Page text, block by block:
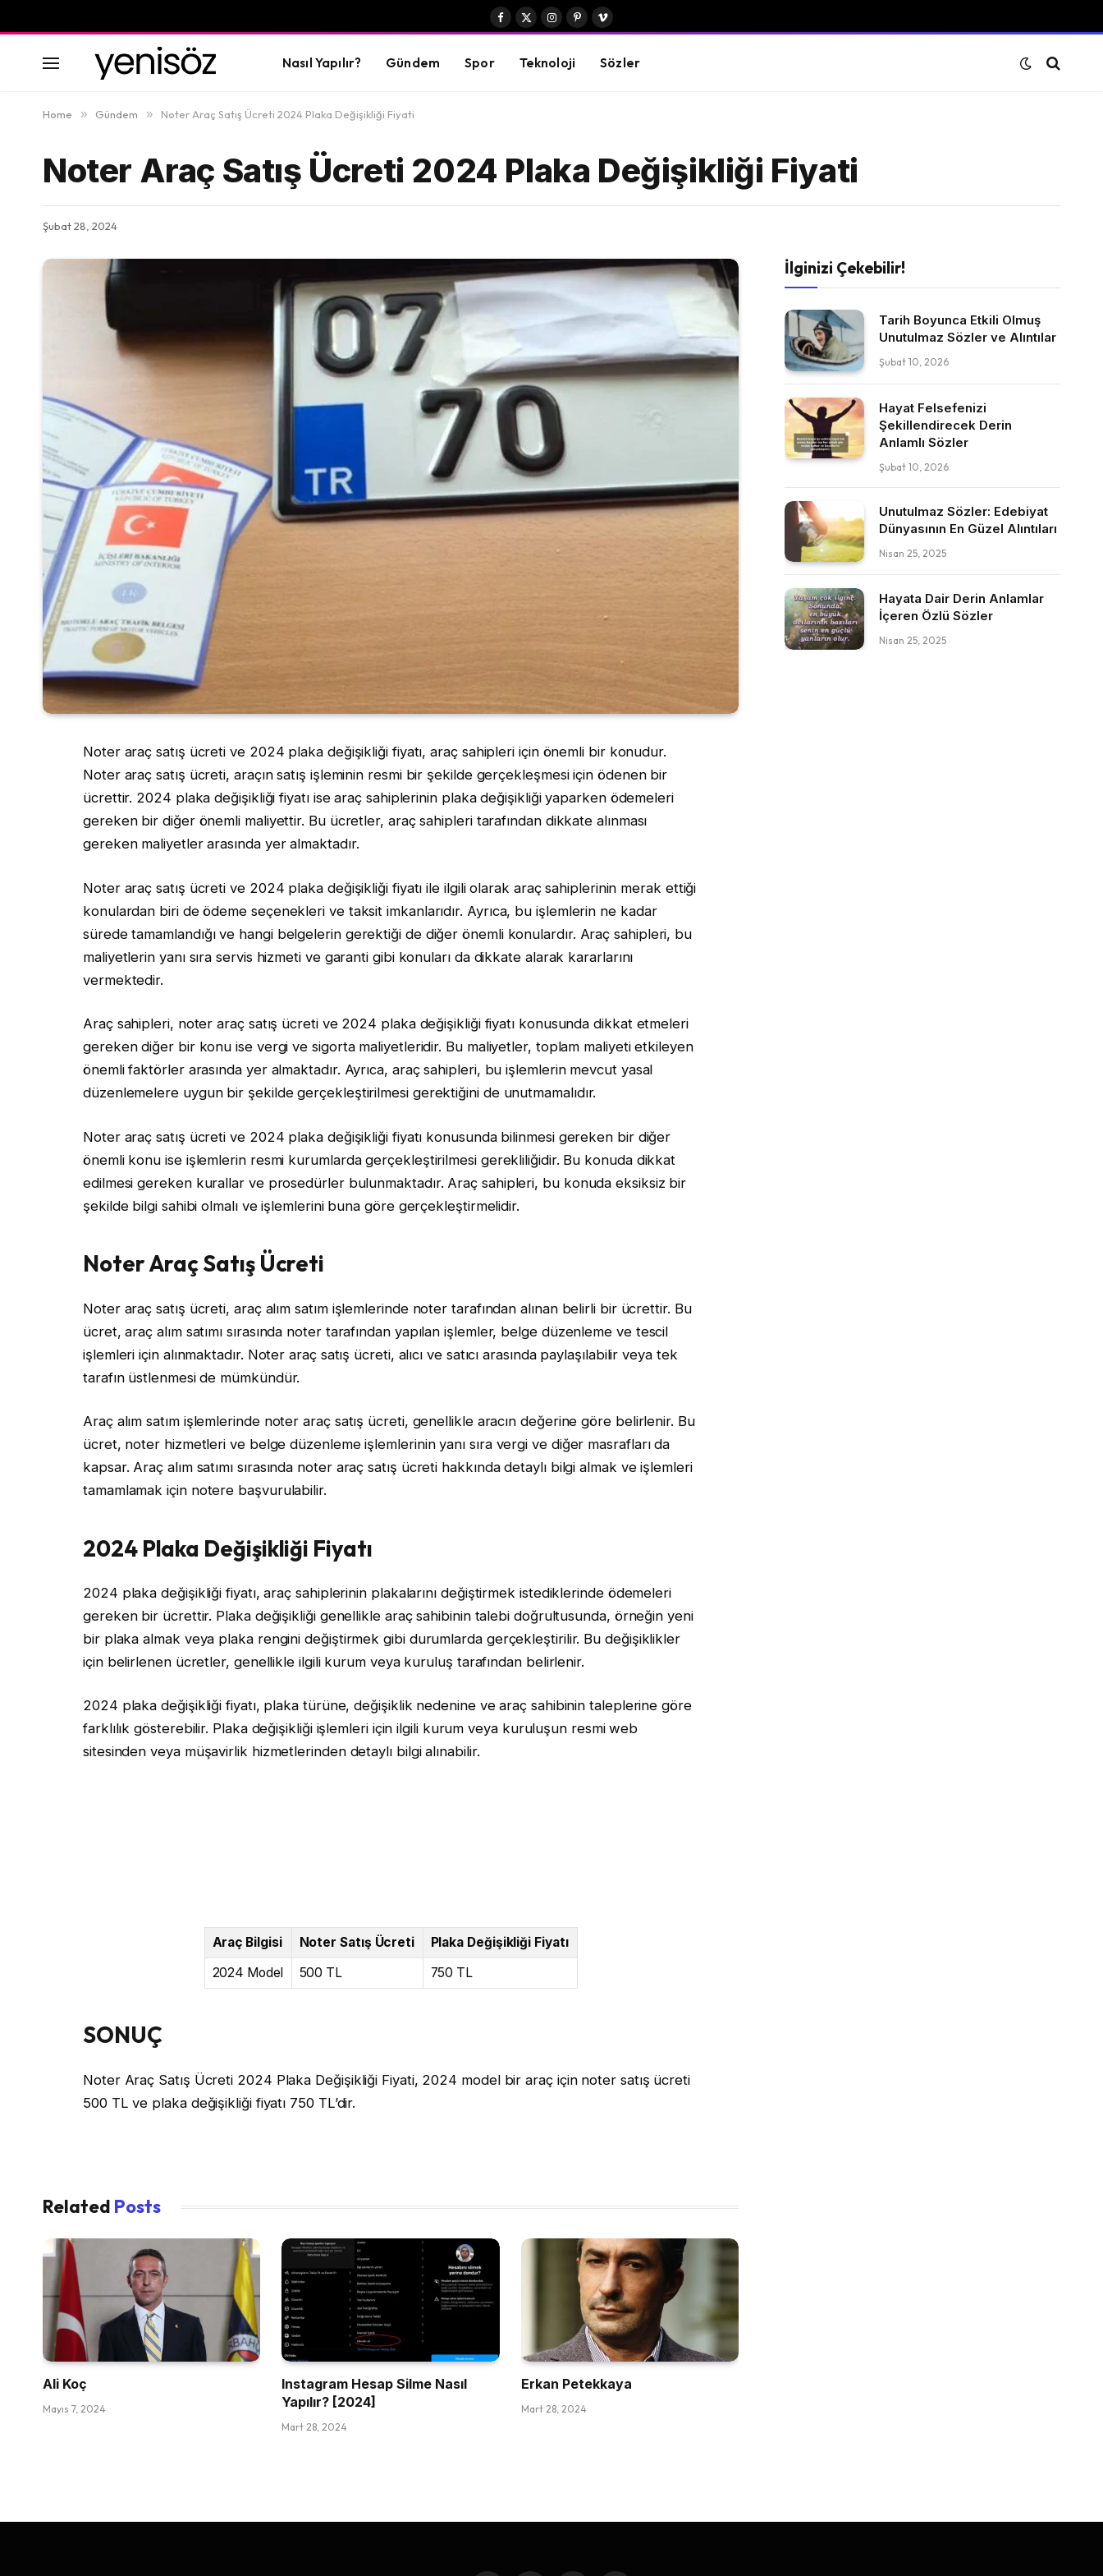
Facebook
X
Instagram
PinterestVimeo
Nasıl Yapılır? Gündem Spor Teknoloji Sözler
Home » Gündem » Noter Araç Satış Ücreti 2024 Plaka Değişikliği Fiyati
Noter Araç Satış Ücreti 2024 Plaka Değişikliği Fiyati
Şubat 28, 2024
Noter araç satış ücreti ve 2024 plaka değişikliği fiyatı, araç sahipleri için önemli bir konudur.
Noter araç satış ücreti, araçın satış işleminin resmi bir şekilde gerçekleşmesi için ödenen bir
ücrettir. 2024 plaka değişikliği fiyatı ise araç sahiplerinin plaka değişikliği yaparken ödemeleri
gereken bir diğer önemli maliyettir. Bu ücretler, araç sahipleri tarafından dikkate alınması
gereken maliyetler arasında yer almaktadır.
Noter araç satış ücreti ve 2024 plaka değişikliği fiyatı ile ilgili olarak araç sahiplerinin merak ettiği
konulardan biri de ödeme seçenekleri ve taksit imkanlarıdır. Ayrıca, bu işlemlerin ne kadar
sürede tamamlandığı ve hangi belgelerin gerektiği de diğer önemli konulardır. Araç sahipleri, bu
maliyetlerin yanı sıra servis hizmeti ve garanti gibi konuları da dikkate alarak kararlarını
vermektedir.
Araç sahipleri, noter araç satış ücreti ve 2024 plaka değişikliği fiyatı konusunda dikkat etmeleri
gereken diğer bir konu ise vergi ve sigorta maliyetleridir. Bu maliyetler, toplam maliyeti etkileyen
önemli faktörler arasında yer almaktadır. Ayrıca, araç sahipleri, bu işlemlerin mevcut yasal
düzenlemelere uygun bir şekilde gerçekleştirilmesi gerektiğini de unutmamalıdır.
Noter araç satış ücreti ve 2024 plaka değişikliği fiyatı konusunda bilinmesi gereken bir diğer
önemli konu ise işlemlerin resmi kurumlarda gerçekleştirilmesi gerekliliğidir. Bu konuda dikkat
edilmesi gereken kurallar ve prosedürler bulunmaktadır. Araç sahipleri, bu konuda eksiksiz bir
şekilde bilgi sahibi olmalı ve işlemlerini buna göre gerçekleştirmelidir.
Noter Araç Satış Ücreti
Noter araç satış ücreti, araç alım satım işlemlerinde noter tarafından alınan belirli bir ücrettir. Bu
ücret, araç alım satımı sırasında noter tarafından yapılan işlemler, belge düzenleme ve tescil
işlemleri için alınmaktadır. Noter araç satış ücreti, alıcı ve satıcı arasında paylaşılabilir veya tek
tarafın üstlenmesi de mümkündür.
Araç alım satım işlemlerinde noter araç satış ücreti, genellikle aracın değerine göre belirlenir. Bu
ücret, noter hizmetleri ve belge düzenleme işlemlerinin yanı sıra vergi ve diğer masrafları da
kapsar. Araç alım satımı sırasında noter araç satış ücreti hakkında detaylı bilgi almak ve işlemleri
tamamlamak için notere başvurulabilir.
2024 Plaka Değişikliği Fiyatı
2024 plaka değişikliği fiyatı, araç sahiplerinin plakalarını değiştirmek istediklerinde ödemeleri
gereken bir ücrettir. Plaka değişikliği genellikle araç sahibinin talebi doğrultusunda, örneğin yeni
bir plaka almak veya plaka rengini değiştirmek gibi durumlarda gerçekleştirilir. Bu değişiklikler
için belirlenen ücretler, genellikle ilgili kurum veya kuruluş tarafından belirlenir.
2024 plaka değişikliği fiyatı, plaka türüne, değişiklik nedenine ve araç sahibinin taleplerine göre
farklılık gösterebilir. Plaka değişikliği işlemleri için ilgili kurum veya kuruluşun resmi web
sitesinden veya müşavirlik hizmetlerinden detaylı bilgi alınabilir.
Araç Bilgisi Noter Satış Ücreti
Plaka Değişikliği Fiyatı
2024 Model
500 TL 750 TL
SONUÇ
Noter Araç Satış Ücreti 2024 Plaka Değişikliği Fiyati, 2024 model bir araç için noter satış ücreti
500 TL ve plaka değişikliği fiyatı 750 TL’dir.
Related Posts
Ali Koç
Mayıs 7, 2024
Instagram Hesap Silme Nasıl
Yapılır? [2024]
Mart 28, 2024
Erkan Petekkaya
Mart 28, 2024
İlginizi Çekebilir!
Tarih Boyunca Etkili Olmuş
Unutulmaz Sözler ve Alıntılar
Şubat 10, 2026
Hayat Felsefenizi
Şekillendirecek Derin
Anlamlı Sözler
Şubat 10, 2026
Unutulmaz Sözler: Edebiyat
Dünyasının En Güzel Alıntıları
Nisan 25, 2025
Hayata Dair Derin Anlamlar
İçeren Özlü Sözler
Nisan 25, 2025